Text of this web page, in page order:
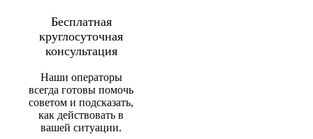
Бесплатная
круглосуточная
консультация
Наши операторы
всегда готовы помочь
советом и подсказать,
как действовать в
вашей ситуации.